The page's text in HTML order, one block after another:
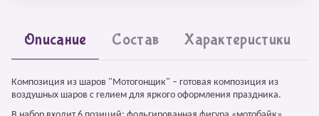
Описание Состав Характеристики
Композиция из шаров "Мотогонщик" – готовая композиция из
воздушных шаров с гелием для яркого оформления праздника.